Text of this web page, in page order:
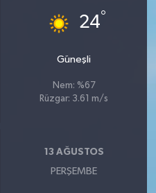
24°
Güneşli
Nem: %67
Rüzgar: 3.61 m/s
13 AĞUSTOS
PERŞEMBE